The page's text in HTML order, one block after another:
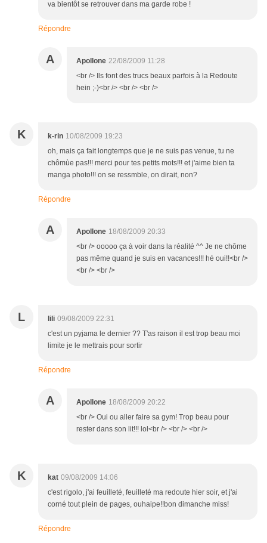
va bientôt se retrouver dans ma garde robe !
Répondre
A Apollone 22/08/2009 11:28
<br /> Ils font des trucs beaux parfois à la Redoute
hein ;-)<br /> <br /> <br />
K k-rin 10/08/2009 19:23
oh, mais ça fait longtemps que je ne suis pas venue, tu ne
chômùe pas!!! merci pour tes petits mots!!! et j'aime bien ta
manga photo!!! on se ressmble, on dirait, non?
Répondre
A Apollone 18/08/2009 20:33
<br /> ooooo ça à voir dans la réalité ^^ Je ne chôme
pas même quand je suis en vacances!!! hé oui!!<br />
<br /> <br />
L lili 09/08/2009 22:31
c'est un pyjama le dernier ?? T'as raison il est trop beau moi
limite je le mettrais pour sortir
Répondre
A Apollone 18/08/2009 20:22
<br /> Oui ou aller faire sa gym! Trop beau pour
rester dans son lit!!! lol<br /> <br /> <br />
K kat 09/08/2009 14:06
c'est rigolo, j'ai feuilleté, feuilleté ma redoute hier soir, et j'ai
corné tout plein de pages, ouhaipe!!bon dimanche miss!
Répondre